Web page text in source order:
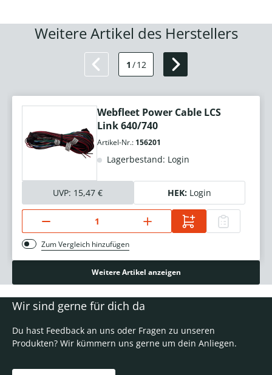
Weitere Artikel des Herstellers
1 /12
Webfleet Power Cable LCS
Link 640/740
Artikel-Nr.: 156201
Lagerbestand: Login
UVP: 15,47 € HEK: Login
Zum Vergleich hinzufügen
Weitere Artikel anzeigen
Wir sind gerne für dich da
Du hast Feedback an uns oder Fragen zu unseren
Produkten? Wir kümmern uns gerne um dein Anliegen.